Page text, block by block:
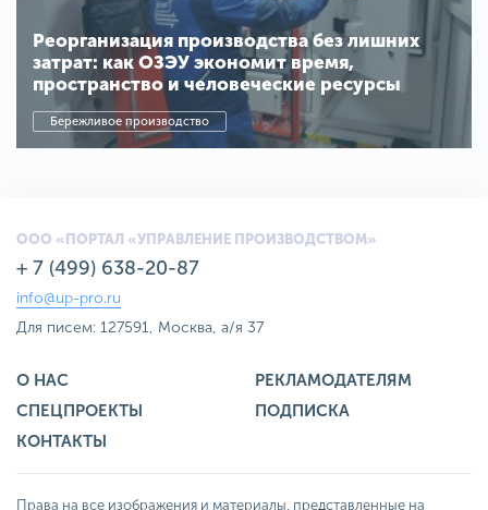
Реорганизация производства без лишних
затрат: как ОЗЭУ экономит время,
пространство и человеческие ресурсы
Бережливое производство
ООО «ПОРТАЛ «УПРАВЛЕНИЕ ПРОИЗВОДСТВОМ»
+ 7 (499) 638-20-87
info@up-pro.ru
Для писем: 127591, Москва, а/я 37
О НАС
РЕКЛАМОДАТЕЛЯМ
СПЕЦПРОЕКТЫ
ПОДПИСКА
КОНТАКТЫ
Права на все изображения и материалы, представленные на